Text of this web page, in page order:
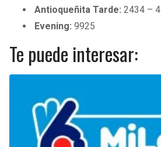
Antioqueñita Tarde:2434 – 4
Evening:9925
Te puede interesar: